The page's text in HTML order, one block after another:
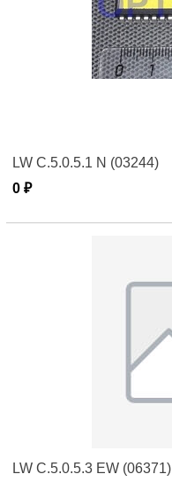
LW C.5.0.5.1 N (03244)
0 ₽
LW C.5.0.5.3 EW (06371)